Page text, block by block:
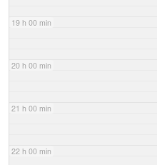
19 h 00 min
20 h 00 min
21 h 00 min
22 h 00 min